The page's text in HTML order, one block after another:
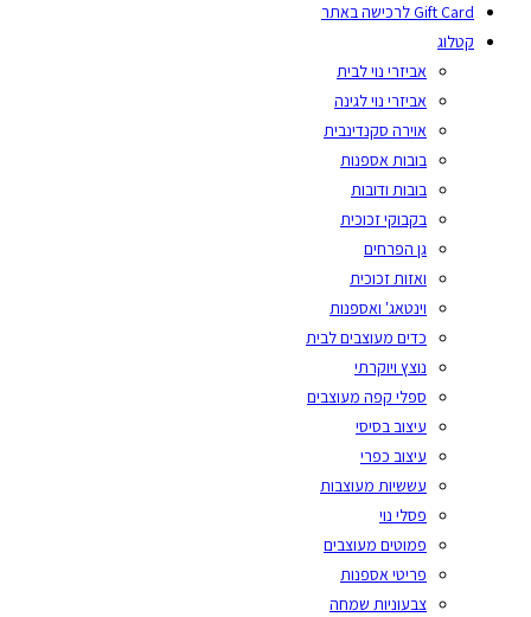
Gift Card לרכישה באתר
קטלוג
אביזרי נוי לבית
אביזרי נוי לגינה
אוירה סקנדינבית
בובות אספנות
בובות ודובות
בקבוקי זכוכית
גן הפרחים
ואזות זכוכית
וינטאג' ואספנות
כדים מעוצבים לבית
נוצץ ויוקרתי
ספלי קפה מעוצבים
עיצוב בסיסי
עיצוב כפרי
עששיות מעוצבות
פסלי נוי
פמוטים מעוצבים
פריטי אספנות
צבעוניות שמחה